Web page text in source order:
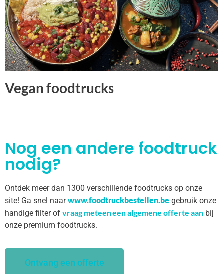
Vegan foodtrucks
Nog een andere foodtruck
nodig?
Ontdek meer dan 1300 verschillende foodtrucks op onze
site! Ga snel naarwww.foodtruckbestellen.be gebruik onze
handige filter of vraag meteen een algemene offerte aan bij
onze premium foodtrucks.
Ontvang een offerte